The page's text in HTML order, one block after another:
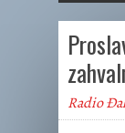
Radio